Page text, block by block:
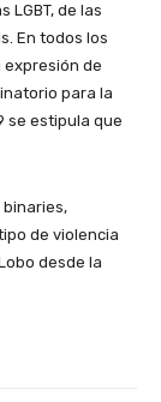
LGBT, de las
En todos los
expresión de
para la
se estipula que
binaries,
de violencia
desde la